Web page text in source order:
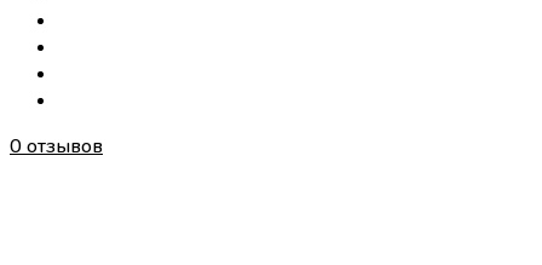
0 отзывов